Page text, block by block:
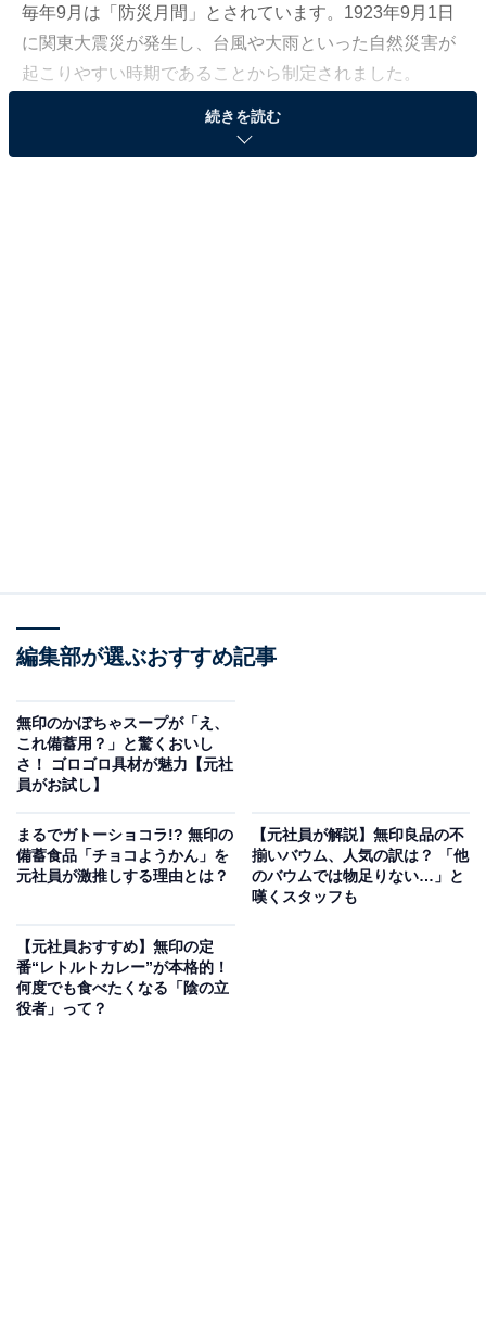
毎年9月は「防災月間」とされています。1923年9月1日
に関東大震災が発生し、台風や大雨といった自然災害が
起こりやすい時期であることから制定されました。
そんな防災月間に、日用品ブランド・無印良品から保存
「備蓄ごはん 白米」のパッケージは、コンパクトなパウ
チ型。中には、炊きたてのごはんを熱風で急速乾燥させ
ールしながら乾燥させ、でんぷんを消化しやすい「アル
ファ化」した状態で保存できるのがポイントです。
続きを読む
編集部が選ぶおすすめ記事
無印のかぼちゃスープが「え、
これ備蓄用？」と驚くおいし
さ！ ゴロゴロ具材が魅力【元社
員がお試し】
まるでガトーショコラ!? 無印の
備蓄食品「チョコようかん」を
元社員が激推しする理由とは？
【元社員が解説】無印良品の不
揃いバウム、人気の訳は？ 「他
のバウムでは物足りない…」と
嘆くスタッフも
【元社員おすすめ】無印の定
番“レトルトカレー”が本格的！
何度でも食べたくなる「陰の立
役者」って？